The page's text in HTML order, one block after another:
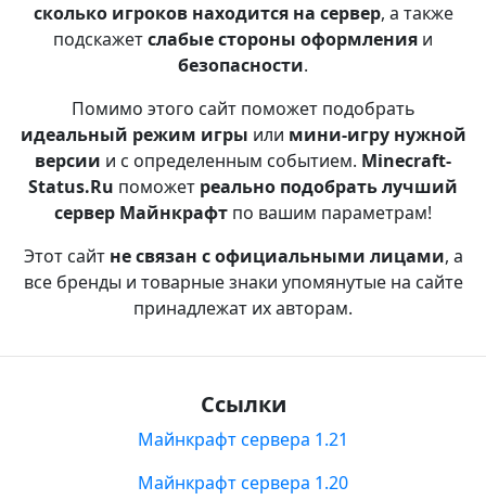
сколько игроков находится на сервер, а также
подскажетслабые стороны оформления и
безопасности.
Помимо этого сайт поможет подобрать
идеальный режим игры или мини-игру нужной
версии и с определенным событием. Minecraft-
Status.Ru поможет реально подобрать лучший
сервер Майнкрафт по вашим параметрам!
Этот сайт не связан с официальными лицами, а
все бренды и товарные знаки упомянутые на сайте
принадлежат их авторам.
Ссылки
Майнкрафт сервера 1.21
Майнкрафт сервера 1.20